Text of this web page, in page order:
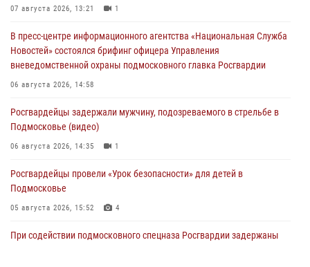
07 августа 2026, 13:21 1
В пресс-центре информационного агентства «Национальная Служба
Новостей» состоялся брифинг офицера Управления
вневедомственной охраны подмосковного главка Росгвардии
06 августа 2026, 14:58
Росгвардейцы задержали мужчину, подозреваемого в стрельбе в
Подмосковье (видео)
06 августа 2026, 14:35 1
Росгвардейцы провели «Урок безопасности» для детей в
Подмосковье
05 августа 2026, 15:52 4
При содействии подмосковного спецназа Росгвардии задержаны